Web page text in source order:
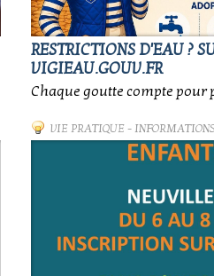
RESTRICTIONS D'EAU ?
VIGIEAU.GOUV.FR
Chaque goutte compte pour
VIE PRATIQUE- INFORMATIONS